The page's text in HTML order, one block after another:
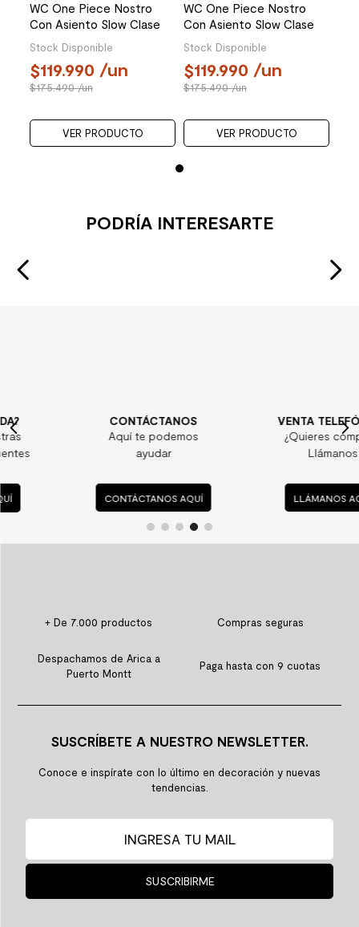
WC One Piece Nostro
Con Asiento Slow Clase
Descarga a Piso 305 mm
Stock Disponible
119.990 /un
175.490/un
VER PRODUCTO
WC One Piece Nostro
Con Asiento Slow Clase
Descarga a Piso 305 mm
Stock Disponible
119.990 /un
175.490/un
VER PRODUCTO
PODRÍA INTERESARTE
CONTÁCTANOS
Aquí te podemos
CONTÁCTANOS AQUÍ
VENTA TELEFÓNICA
¿Quieres comprar?
LLÁMANOS AQUÍ
+ De 7.000 productos Compras seguras
Despachamos de Arica a
Puerto Montt
Paga hasta con 9 cuotas
SUSCRÍBETE A NUESTRO NEWSLETTER.
Conoce e inspírate con lo último en decoración y nuevas
tendencias.
SUSCRIBIRME